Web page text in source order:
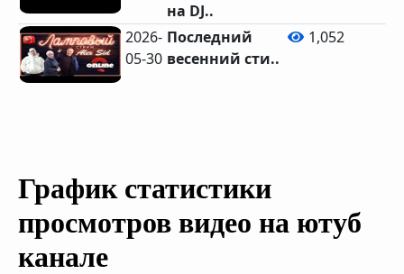
на DJ..
2026-
05-30
Последний
весенний сти..
1,052
График статистики
просмотров видео на ютуб
канале